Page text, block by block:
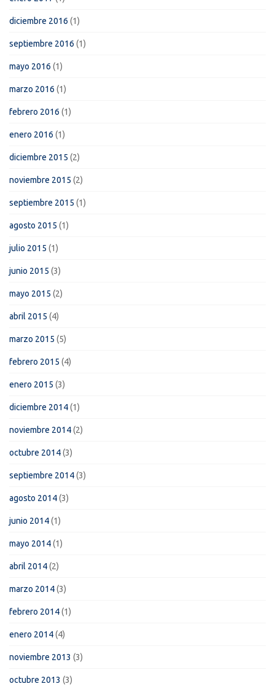
diciembre 2016 (1)
septiembre 2016 (1)
mayo 2016 (1)
marzo 2016 (1)
febrero 2016 (1)
enero 2016 (1)
diciembre 2015 (2)
noviembre 2015 (2)
septiembre 2015 (1)
agosto 2015 (1)
julio 2015 (1)
junio 2015 (3)
mayo 2015 (2)
abril 2015 (4)
marzo 2015 (5)
febrero 2015 (4)
enero 2015 (3)
diciembre 2014(1)
noviembre 2014(2)
octubre 2014(3)
septiembre 2014(3)
agosto 2014(3)
junio 2014(1)
mayo 2014(1)
abril 2014(2)
marzo 2014(3)
febrero 2014(1)
enero 2014(4)
noviembre 2013 (3)
octubre 2013 (3)